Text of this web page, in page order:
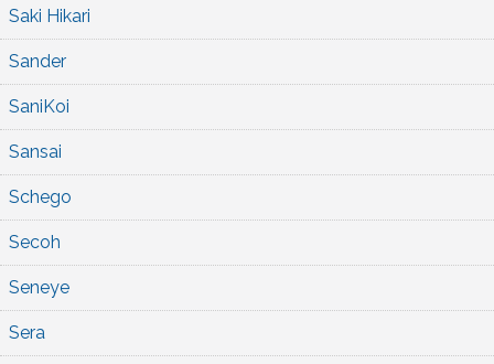
Saki Hikari
Sander
SaniKoi
Sansai
Schego
Secoh
Seneye
Sera